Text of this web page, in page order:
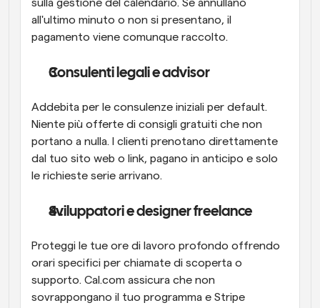
sulla gestione del calendario. Se annullano
all'ultimo minuto o non si presentano, il
pagamento viene comunque raccolto.
Consulenti legali e advisor
Addebita per le consulenze iniziali per default.
Niente più offerte di consigli gratuiti che non
portano a nulla. I clienti prenotano direttamente
dal tuo sito web o link, pagano in anticipo e solo
le richieste serie arrivano.
Sviluppatori e designer freelance
Proteggi le tue ore di lavoro profondo offrendo
orari specifici per chiamate di scoperta o
supporto. Cal.com assicura che non
sovrappongano il tuo programma e Stripe